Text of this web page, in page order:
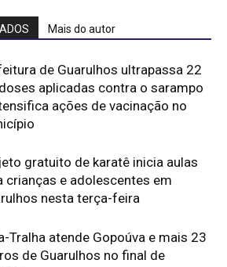
Mais do autor
de Guarulhos ultrapassa 22
aplicadas contra o sarampo
ações de vacinação no
gratuito de karatê inicia aulas
crianças e adolescentes em
nesta terça-feira
Tralha atende Gopoúva e mais 23
de Guarulhos no final de